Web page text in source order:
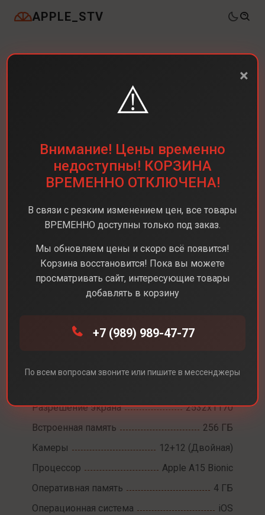
APPLE_STV
Смартфоны iPhone 13
Разрешение экрана
2532x1170
Встроенная память
256 ГБ
Камеры
12+12 (Двойная)
Процессор
Apple A15 Bionic
Оперативная память
4 ГБ
Операционная система
iOS
×
⚠️
Внимание! Цены временно
недоступны! КОРЗИНА
ВРЕМЕННО ОТКЛЮЧЕНА!
В связи с резким изменением цен, все товары
ВРЕМЕННО доступны только под заказ.
Мы обновляем цены и скоро всё появится!
Корзина восстановится! Пока вы можете
просматривать сайт, интересующие товары
добавлять в корзину
+7 (989) 989-47-77
По всем вопросам звоните или пишите в мессенджеры